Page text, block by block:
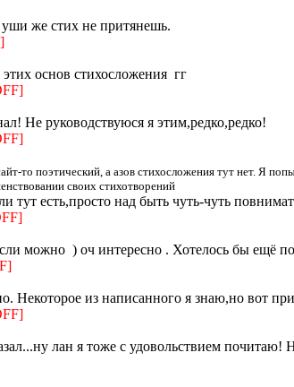
же стих не притянешь.
основ стихосложения гг
! Не руководствуюся я этим,редко,редко!
то поэтический, а азов стихосложения тут нет. Я
своих стихотворений
тут есть,просто над быть чуть-чуть
можно ) оч интересно . Хотелось бы ещё
Некоторое из написанного я знаю,но вот
лан я тоже с удовольствием